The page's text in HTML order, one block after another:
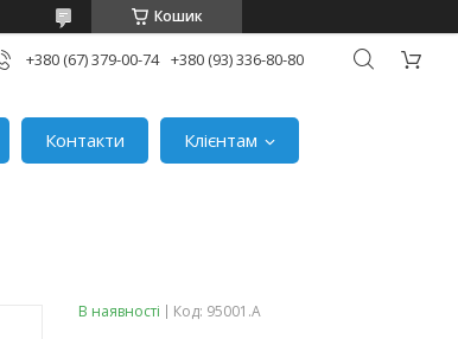
Кошик
+380 (67) 379-00-74 +380 (93) 336-80-80
Контакти
Клієнтам
В наявності Код: 95001.A